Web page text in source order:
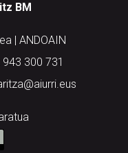
BM
| ANDOAIN
300 731